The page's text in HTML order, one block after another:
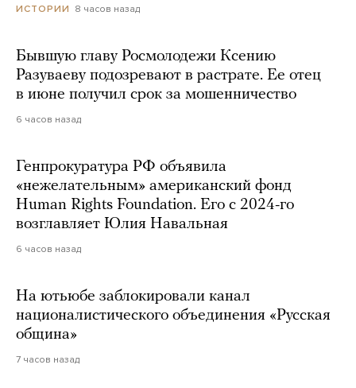
ИСТОРИИ 8 часов назад
Бывшую главу Росмолодежи Ксению
Разуваеву подозревают в растрате. Ее отец
в июне получил срок за мошенничество
6 часов назад
Генпрокуратура РФ объявила
«нежелательным» американский фонд
Human Rights Foundation. Его с 2024-го
возглавляет Юлия Навальная
6 часов назад
На ютьюбе заблокировали канал
националистического объединения «Русская
община»
7 часов назад